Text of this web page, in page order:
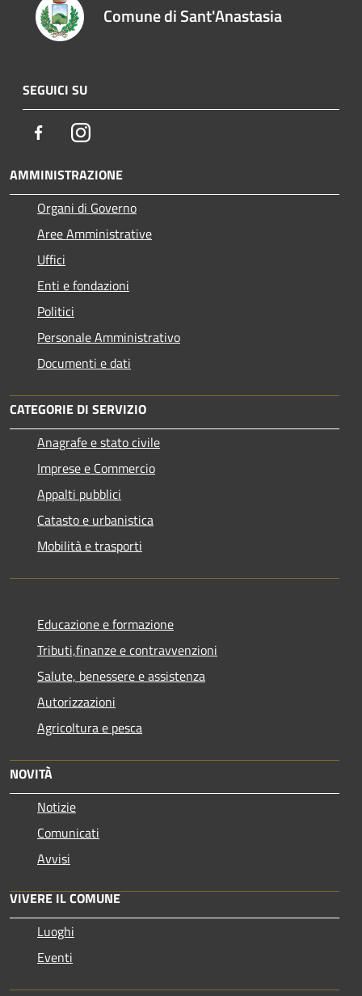
Comune di Sant'Anastasia
SEGUICI SU
FacebookInstagram
AMMINISTRAZIONE
Organi di Governo
Aree Amministrative
Uffici
Enti e fondazioni
Politici
Personale Amministrativo
Documenti e dati
CATEGORIE DI SERVIZIO
Anagrafe e stato civile
Imprese e Commercio
Appalti pubblici
Catasto e urbanistica
Mobilità e trasporti
Educazione e formazione
Tributi,finanze e contravvenzioni
Salute, benessere e assistenza
Autorizzazioni
Agricoltura e pesca
NOVITÀ
Notizie
Comunicati
Avvisi
VIVERE IL COMUNE
Luoghi
Eventi